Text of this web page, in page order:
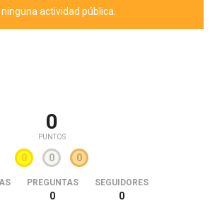
actividad pública.
0
PUNTOS
0 0 0
PREGUNTAS
0
SEGUIDORES
0